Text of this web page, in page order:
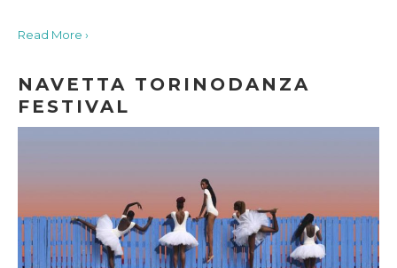
Read More ›
NAVETTA TORINODANZA
FESTIVAL